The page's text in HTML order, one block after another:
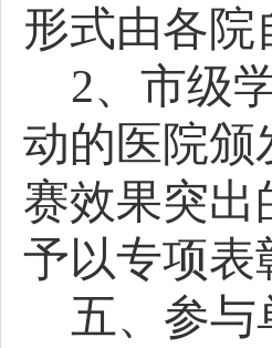
形式由各院
2、 市级
动的医院颁
赛效果突出
予以专项表
五、参与